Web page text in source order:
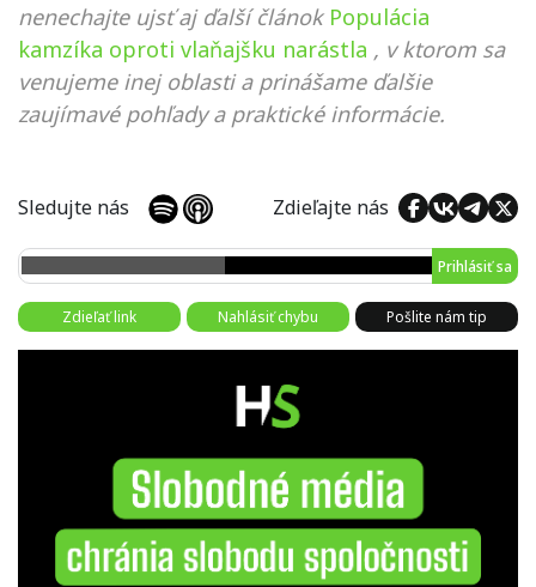
nenechajte ujsť aj ďalší článok Populácia
kamzíka oproti vlaňajšku narástla , v ktorom sa
venujeme inej oblasti a prinášame ďalšie
zaujímavé pohľady a praktické informácie.
Sledujte nás Zdieľajte nás
Prihlásiť sa
Zdieľať link Nahlásiť chybu Pošlite nám tip